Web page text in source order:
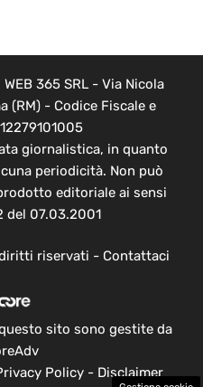
365 SRL - Via Nicola
(RM) - Codice Fiscale e
giornalistica, in quanto
periodicità. Non può
editoriale ai sensi
del 07.03.2001
riservati - Contattaci
sito sono gestite da
Policy- Disclaimer